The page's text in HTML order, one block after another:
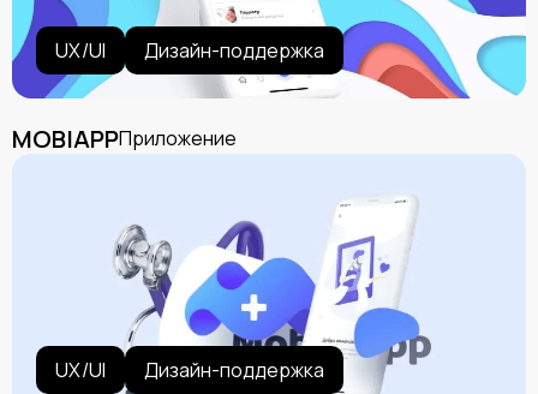
UX/UI Дизайн-поддержка
MOBIAPPПриложение
UX/UI Дизайн-поддержка